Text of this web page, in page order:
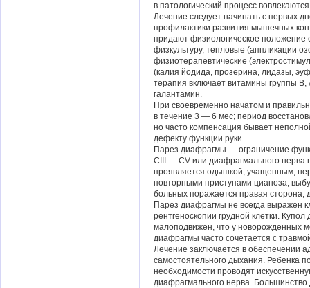
в патологический процесс
Лечение следует начинать с первых
профилактики развития мышечных
придают физиологическое
физкультуру, тепловые (аппликации
физиотерапевтические
(калия йодида, прозерина, лидазы,
терапия включает витамины группы
галантамин.
При своевременно начатом и
в течение 3 — 6 мес; период
но часто компенсация бывает
дефекту функции руки.
Парез диафрагмы — ограничение
CIII — CV или диафрагмального нерва
проявляется одышкой, учащенным,
повторными приступами цианоза,
больных поражается правая сторона,
Парез диафрагмы не всегда выражен
рентгеноскопии грудной клетки.
малоподвижен, что у новорожденных
диафрагмы часто сочетается с
Лечение заключается в обеспечении
самостоятельного дыхания. Ребенка
необходимости проводят
диафрагмального нерва.